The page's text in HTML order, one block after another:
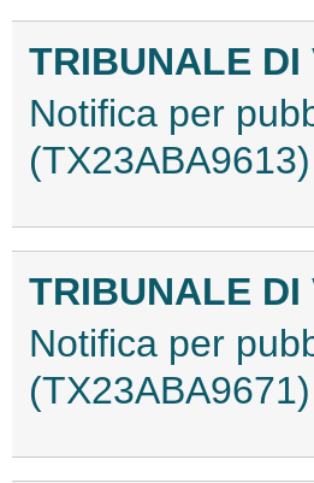
TRIBUNALE DI
Notifica per
(TX23ABA9613)
TRIBUNALE
Notifica per
(TX23ABA9671)